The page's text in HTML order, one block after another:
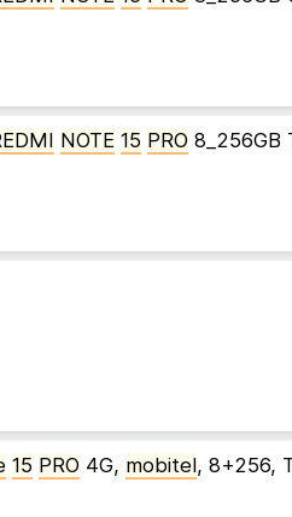
NOTE 15 PRO 8_256GB
15 PRO 4G, mobitel, 8+256,